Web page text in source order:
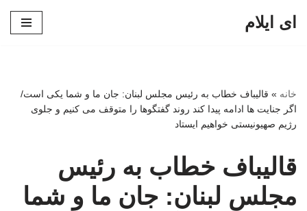
ای ایلام
خانه » قالیباف خطاب به رئیس مجلس لبنان: جان ما و شما یکی است/
اگر جنایت ها ادامه پیدا کند روند گفتگوها را متوقف می کنیم و جلوی
رژیم صهیونیستی خواهیم ایستاد
قالیباف خطاب به رئیس
مجلس لبنان: جان ما و شما